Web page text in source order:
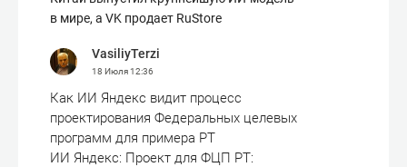
в мире, а VK продает RuStore
VasiliyTerzi
18 Июля12:36
Как ИИ Яндекс видит процесс
проектирования Федеральных целевых
программ для примера РТ
ИИ Яндекс: Проект для ФЦП РТ: